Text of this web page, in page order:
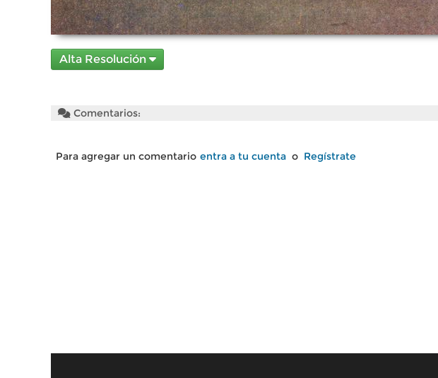
Alta Resolución
Comentarios:
Para agregar un comentario entra a tu cuenta o Regístrate